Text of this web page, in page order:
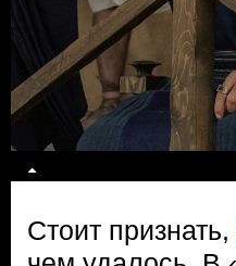
Стоит признать,